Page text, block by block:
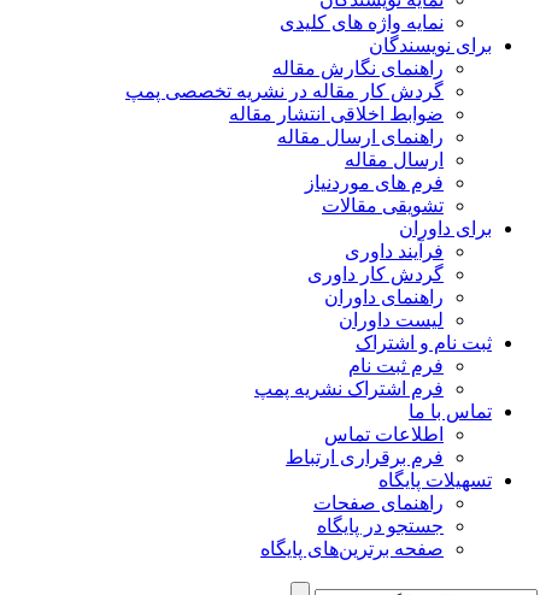
نمایه واژه های کلیدی
برای نویسندگان
راهنمای نگارش مقاله
گردش کار مقاله در نشریه تخصصی پمپ
ضوابط اخلاقی انتشار مقاله
راهنمای ارسال مقاله
ارسال مقاله
فرم های موردنیاز
تشویقی مقالات
برای داوران
فرآیند داوری
گردش کار داوری
راهنمای داوران
لیست داوران
ثبت نام و اشتراک
فرم ثبت نام
فرم اشتراک نشریه پمپ
تماس با ما
اطلاعات تماس
فرم برقراری ارتباط
تسهیلات پایگاه
راهنمای صفحات
جستجو در پایگاه
صفحه برترین‌های پایگاه